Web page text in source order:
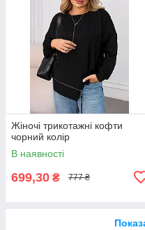
Жіночі трикотажні кофти
чорний колір
В наявності
699,30 ₴ 777 ₴